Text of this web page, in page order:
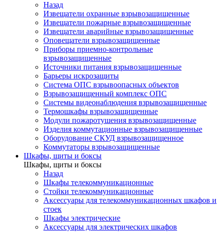
Назад
Извещатели охранные взрывозащищенные
Извещатели пожарные взрывозащищенные
Извещатели аварийные взрывозащищенные
Оповещатели взрывозащищенные
Приборы приемно-контрольные
взрывозащищенные
Источники питания взрывозащищенные
Барьеры искрозащиты
Система ОПС взрывоопасных объектов
Взрывозащищенный комплекс ОПС
Системы видеонаблюдения взрывозащищенные
Термошкафы взрывозащищенные
Модули пожаротушения взрывозащищенные
Изделия коммутационные взрывозащищенные
Оборудование СКУД взрывозащищенное
Коммутаторы взрывозащищенные
Шкафы, щиты и боксы
Шкафы, щиты и боксы
Назад
Шкафы телекоммуникационные
Стойки телекоммуникационные
Аксессуары для телекоммуникационных шкафов и
стоек
Шкафы электрические
Аксессуары для электрических шкафов